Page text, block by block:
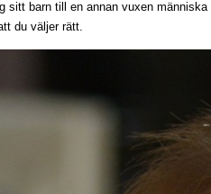
sitt barn till en annan vuxen
du väljer rätt.